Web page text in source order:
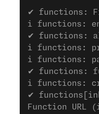
✔ functions:
i functions:
✔ functions:
i functions:
i functions:
✔ functions:
i functions:
✔
Function URL